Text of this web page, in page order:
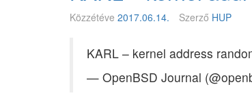
n
g
s
n
’
a
n
t
e
Közzétéve 2017.06.14. Szerző HUP
KARL – kernel address
— OpenBSD Journal